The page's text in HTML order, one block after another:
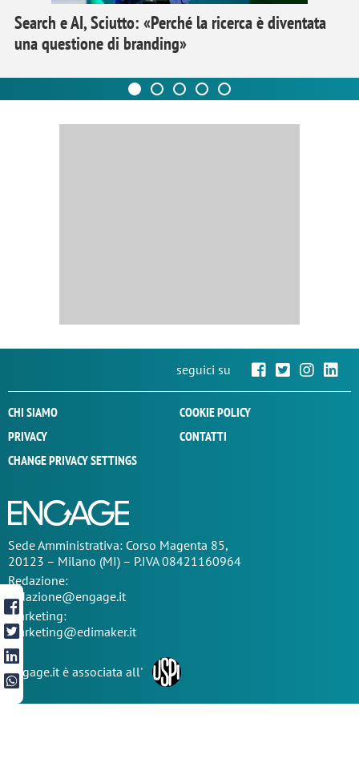
Search e AI, Sciutto: «Perché la ricerca è diventata
una questione di branding»
seguici su
CHI SIAMO
COOKIE POLICY
PRIVACY
CONTATTI
CHANGE PRIVACY SETTINGS
SedeAmministrativa: Corso Magenta 85,
20123 – Milano (MI) – P.IVA 08421160964
Redazione:
redazione@engage.it
Marketing:
marketing@edimaker.it
Engage.it è associata all'